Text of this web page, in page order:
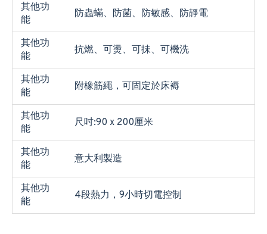
其他功
能
防蟲蟎、防菌、防敏感、防靜電
其他功
能
抗燃、可燙、可抺、可機洗
其他功
能
附橡筋繩，可固定於床褥
其他功
能
尺吋:90 x 200厘米
其他功
能
意大利製造
其他功
能
4段熱力，9小時切電控制